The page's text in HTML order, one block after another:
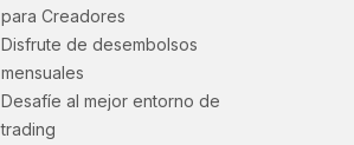
para Creadores
Disfrute de desembolsos
mensuales
Desafíe al mejor entorno de
trading